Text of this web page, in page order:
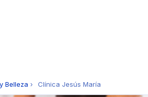
Belleza › Clínica Jesús María